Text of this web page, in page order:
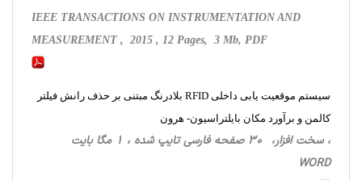
IEEE TRANSACTIONS ON INSTRUMENTATION AND
MEASUREMENT , 2015 , 12 Pages, 3 Mb, PDF
سیستم موقعیت یابی داخلی RFID بلادرنگ مبتنی بر حذف رانش فیلتر
کالمن و برآورد مکان بایلتراسیون- هرون
، سخت ‌افزار، 30 صفحه فارسی تایپ شده ، 1 مگا بایت
WORD